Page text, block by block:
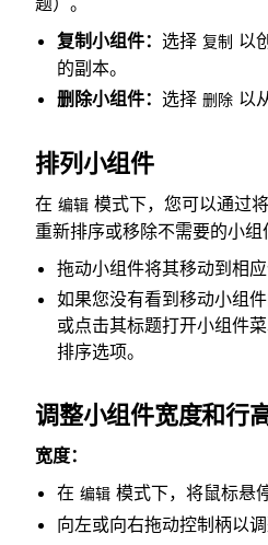
复制小组件： 选择 复制 以
的副本。
删除小组件： 选择 删除 以
排列小组件
在 编辑 模式下，您可以通过
重新排序或移除不需要的小组
拖动小组件将其移动到相应
如果您没有看到移动小组
或点击其标题打开小组件
排序选项。
调整小组件宽度和行
宽度：
在 编辑 模式下，将鼠标悬
向左或向右拖动控制柄以调